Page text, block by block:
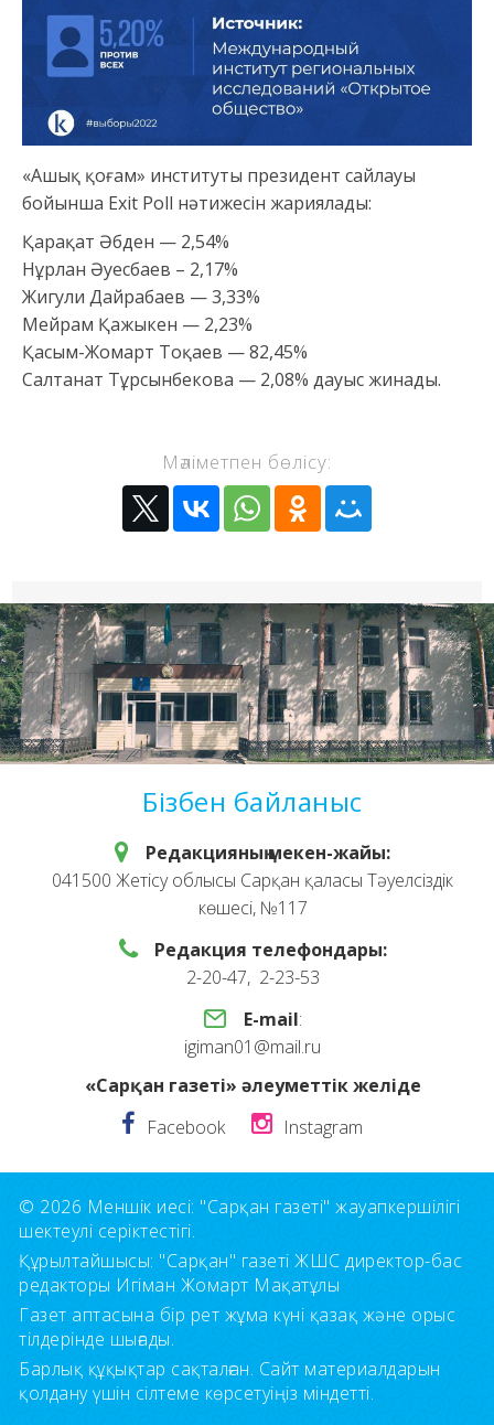
«Ашық қоғам» институты президент сайлауы
бойынша Exit Poll нәтижесін жариялады:
Қарақат Әбден — 2,54%
Нұрлан Әуесбаев – 2,17%
Жигули Дайрабаев — 3,33%
Мейрам Қажыкен — 2,23%
Қасым-Жомарт Тоқаев — 82,45%
Салтанат Тұрсынбекова — 2,08% дауыс жинады.
Мәліметпен бөлісу:
Бізбен байланыс
Редакцияның мекен-жайы:
041500 Жетісу облысы Сарқан қаласы Тәуелсіздік
көшесі, №117
Редакция телефондары:
2-20-47, 2-23-53
E-mail:
igiman01@mail.ru
«Сарқан газеті» әлеуметтік желіде
Facebook
Instagram
© 2026 Меншік иесі: "Сарқан газеті" жауапкершілігі
шектеулі серіктестігі.
Құрылтайшысы: "Сарқан" газеті ЖШС директор-бас
редакторы Игіман Жомарт Мақатұлы
Газет аптасына бір рет жұма күні қазақ және орыс
тілдерінде шығады.
Барлық құқықтар сақталған. Сайт материалдарын
қолдану үшін сілтеме көрсетуіңіз міндетті.